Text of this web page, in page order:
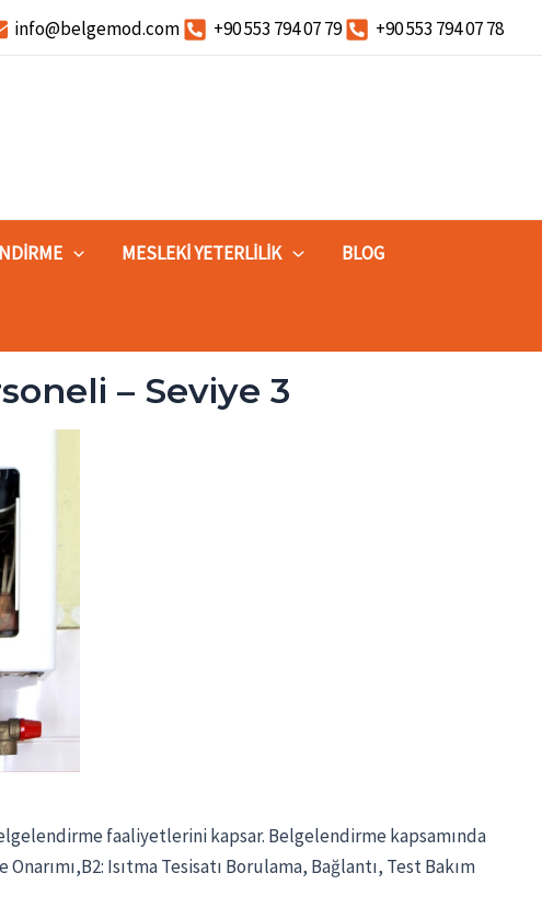
info@belgemod.com +90 553 794 07 79 +90 553 794 07 78
MESLEKI YETERLILIK BLOG
– Seviye 3
faaliyetlerini kapsar. Belgelendirme kapsamında
Isıtma Tesisatı Borulama, Bağlantı, Test Bakım